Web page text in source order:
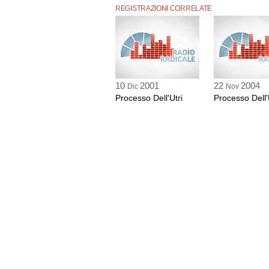
REGISTRAZIONI CORRELATE
10 Dic 2001
Processo Dell'Utri
22 Nov 2004
Processo